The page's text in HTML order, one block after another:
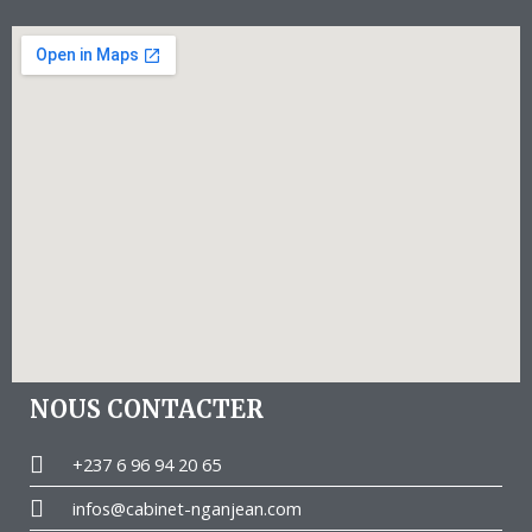
NOUS CONTACTER
+237 6 96 94 20 65
infos@cabinet-nganjean.com